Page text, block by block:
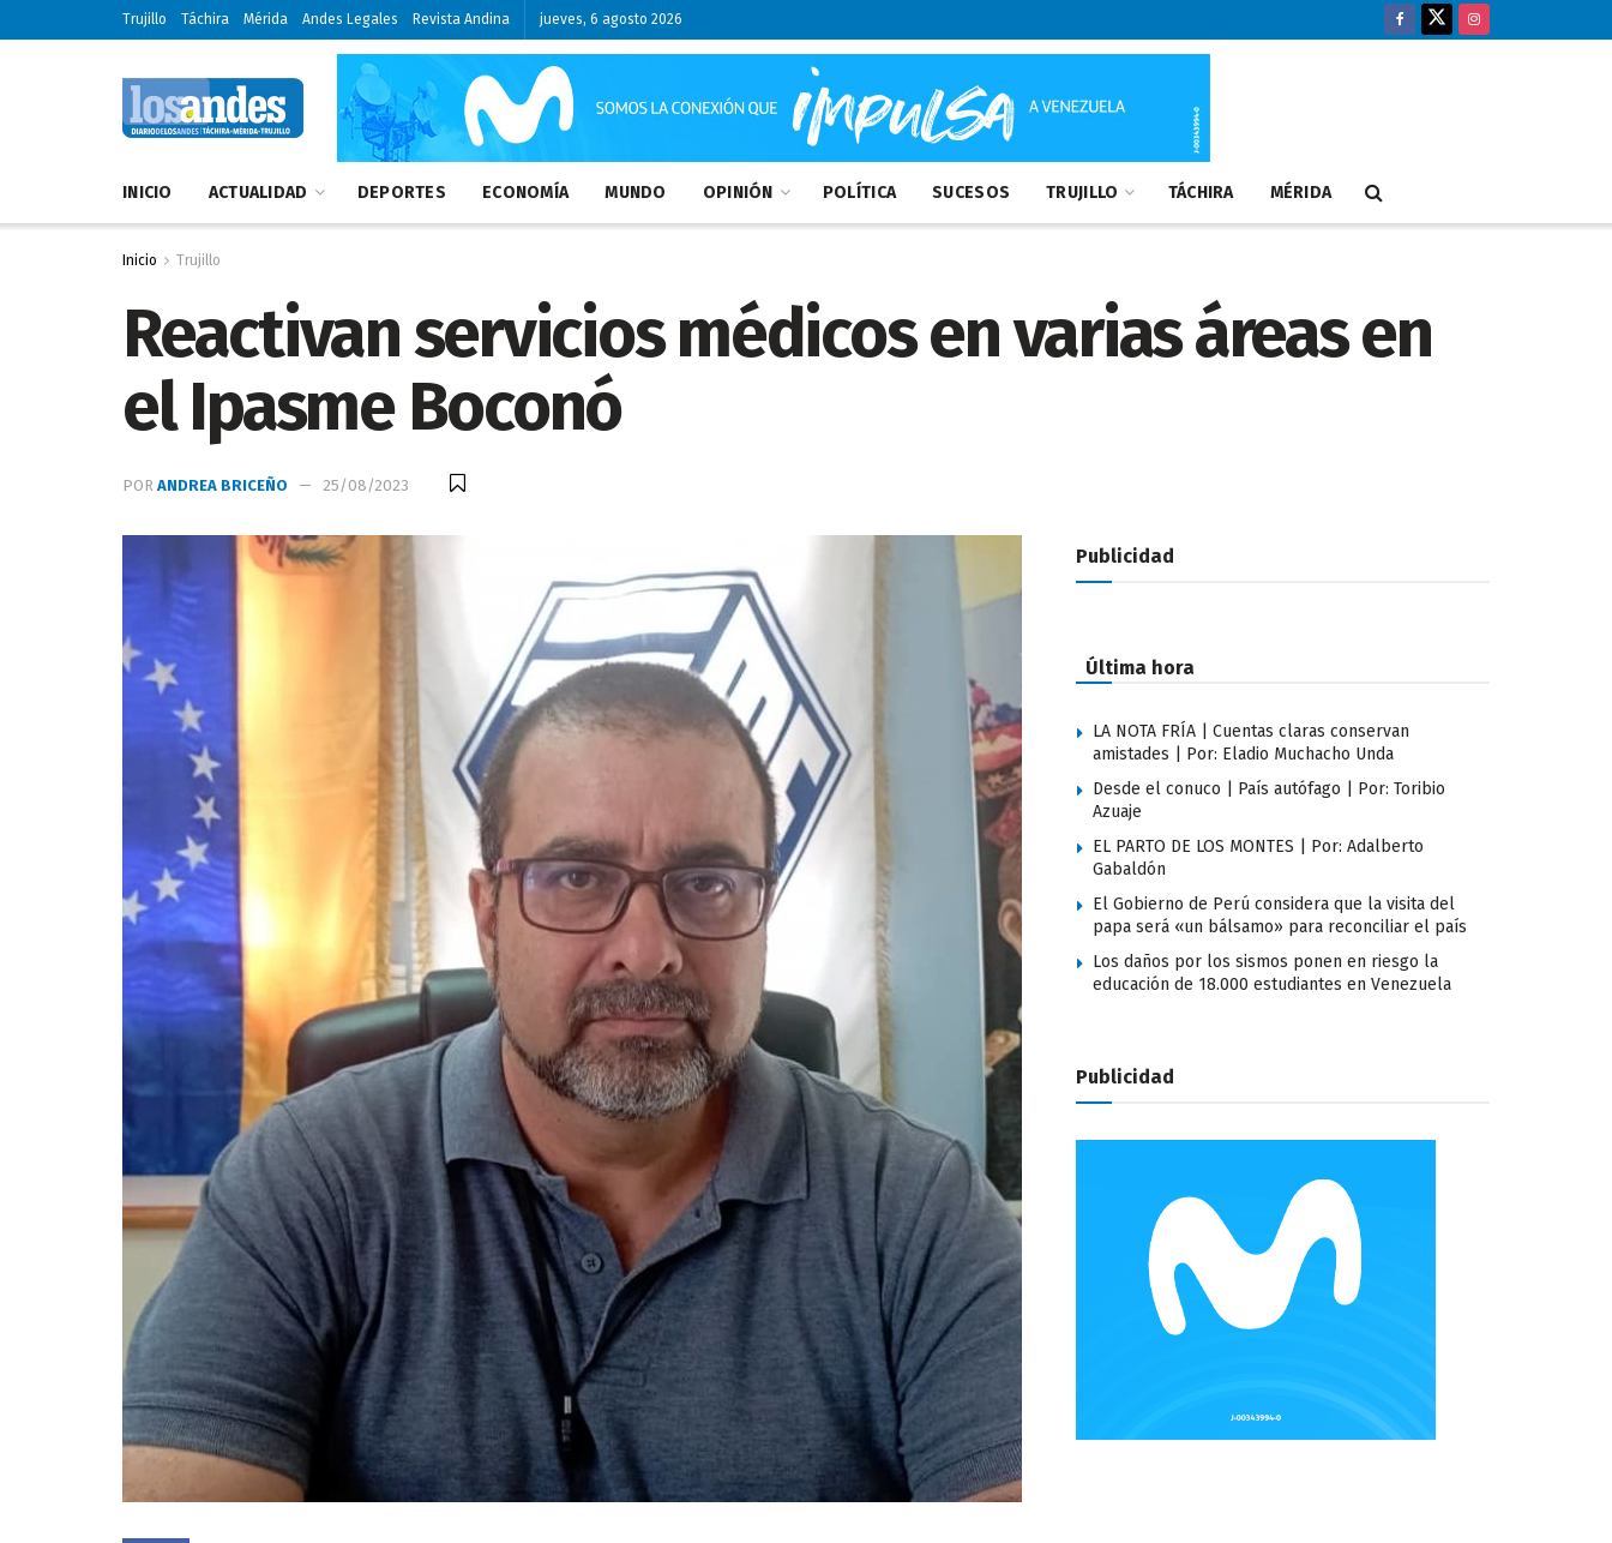
Trujillo Táchira Mérida Andes Legales Revista Andina jueves, 6 agosto 2026
INICIO ACTUALIDAD DEPORTES ECONOMÍA MUNDO OPINIÓN POLÍTICA SUCESOS TRUJILLO TÁCHIRA MÉRIDA
Inicio Trujillo
Reactivan servicios médicos en varias áreas en
el Ipasme Boconó
POR ANDREA BRICEÑO 25/08/2023
Publicidad
Última hora
LA NOTA FRÍA | Cuentas claras conservan
amistades | Por: Eladio Muchacho Unda
Desde el conuco | País autófago | Por: Toribio
Azuaje
EL PARTO DE LOS MONTES | Por: Adalberto
Gabaldón
El Gobierno de Perú considera que la visita del
papa será «un bálsamo» para reconciliar el país
Los daños por los sismos ponen en riesgo la
educación de 18.000 estudiantes en Venezuela
Publicidad